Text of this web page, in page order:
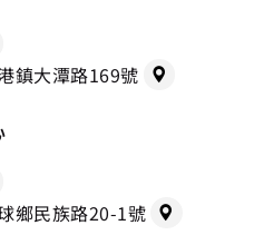
鎮大潭路169號
鄉民族路20-1號